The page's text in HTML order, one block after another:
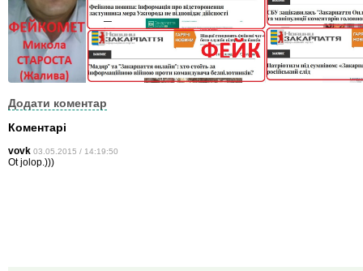
Додати коментар
Коментарі
vovk 03.05.2015 / 14:19:50
Ot jolop.)))